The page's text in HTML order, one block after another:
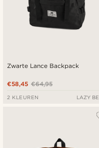
Zwarte Lance Backpack
€64,95
€58,45
2 KLEUREN LAZY